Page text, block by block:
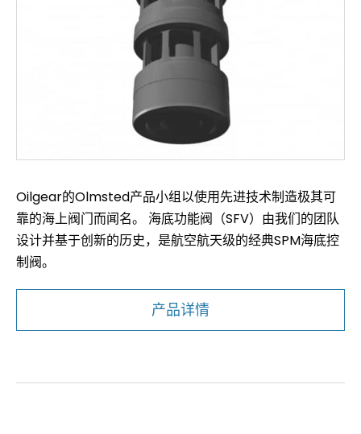
Oilgear的Olmsted产品小组以使用先进技术制造极其可
靠的海上阀门而闻名。 海底功能阀（SFV）由我们的团队
设计并基于创新的历史，是航空航天级的经典SPM海底控
制阀。
产品详情